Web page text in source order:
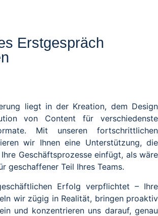
Erstgespräch
liegt in der Kreation, dem Design
von Content für verschiedenste
Mit unseren fortschrittlichen
wir Ihnen eine Unterstützung, die
Geschäftsprozesse einfügt, als wäre
geschaffener Teil Ihres Teams.
Erfolg verpflichtet – Ihre
wir zügig in Realität, bringen proaktiv
und konzentrieren uns darauf, genau